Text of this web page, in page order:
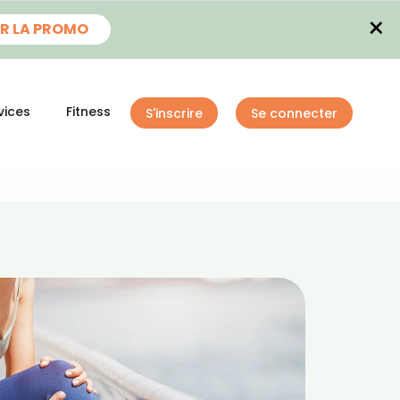
LA PROMO ×
Fitness S'inscrire Se connecter